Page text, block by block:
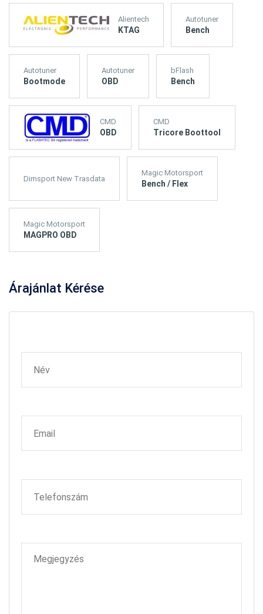
Alientech
KTAG
Autotuner
Bench
Autotuner
Bootmode
Autotuner
OBD
bFlash
Bench
CMD
OBD
CMD
Tricore Boottool
Dimsport New Trasdata
Magic Motorsport
Bench / Flex
Magic Motorsport
MAGPRO OBD
Árajánlat Kérése